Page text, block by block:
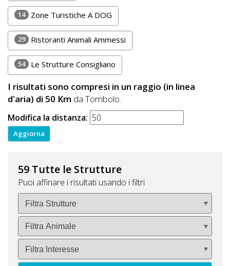
Registrati
14 Zone Turistiche A DOG
29 Ristoranti Animali Ammessi
54 Le Strutture Consigliano
I risultati sono compresi in un raggio (in linea
d'aria) di 50 Km da Tombolo.
Modifica la distanza:
59 Tutte le Strutture
Puoi affinare i risultati usando i filtri